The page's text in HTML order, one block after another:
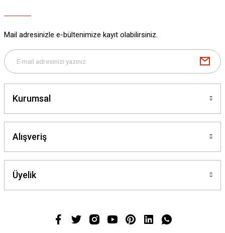
Mail adresinizle e-bültenimize kayıt olabilirsiniz.
Kurumsal
Alışveriş
Üyelik